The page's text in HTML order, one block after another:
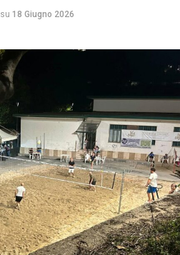
su 18 Giugno 2026